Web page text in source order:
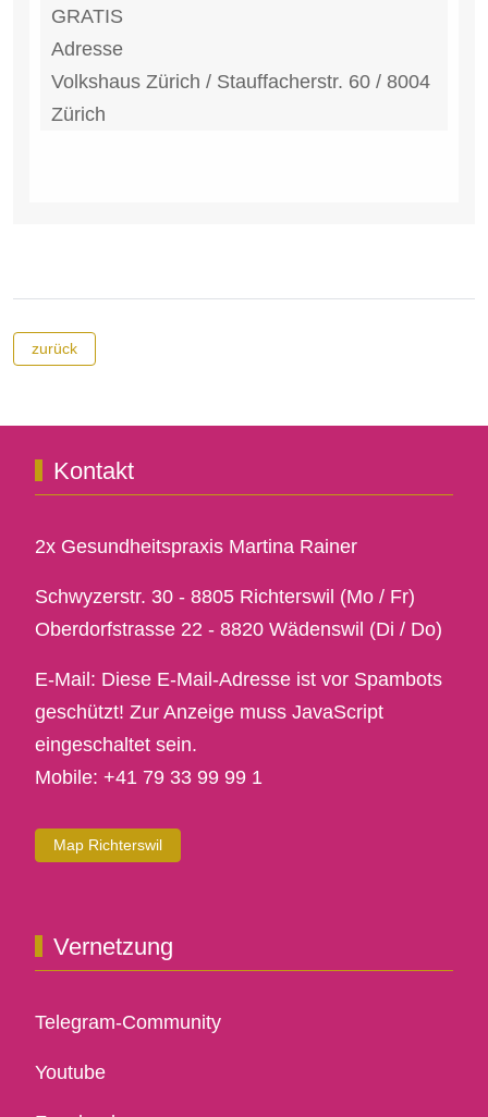
GRATIS
Adresse
Volkshaus Zürich / Stauffacherstr. 60 / 8004
Zürich
zurück
Kontakt
2x Gesundheitspraxis Martina Rainer
Schwyzerstr. 30 - 8805 Richterswil (Mo / Fr)
Oberdorfstrasse 22 - 8820 Wädenswil (Di / Do)
E-Mail: Diese E-Mail-Adresse ist vor Spambots
geschützt! Zur Anzeige muss JavaScript
eingeschaltet sein.
Mobile: +41 79 33 99 99 1
Map Richterswil
Vernetzung
Telegram-Community
Youtube